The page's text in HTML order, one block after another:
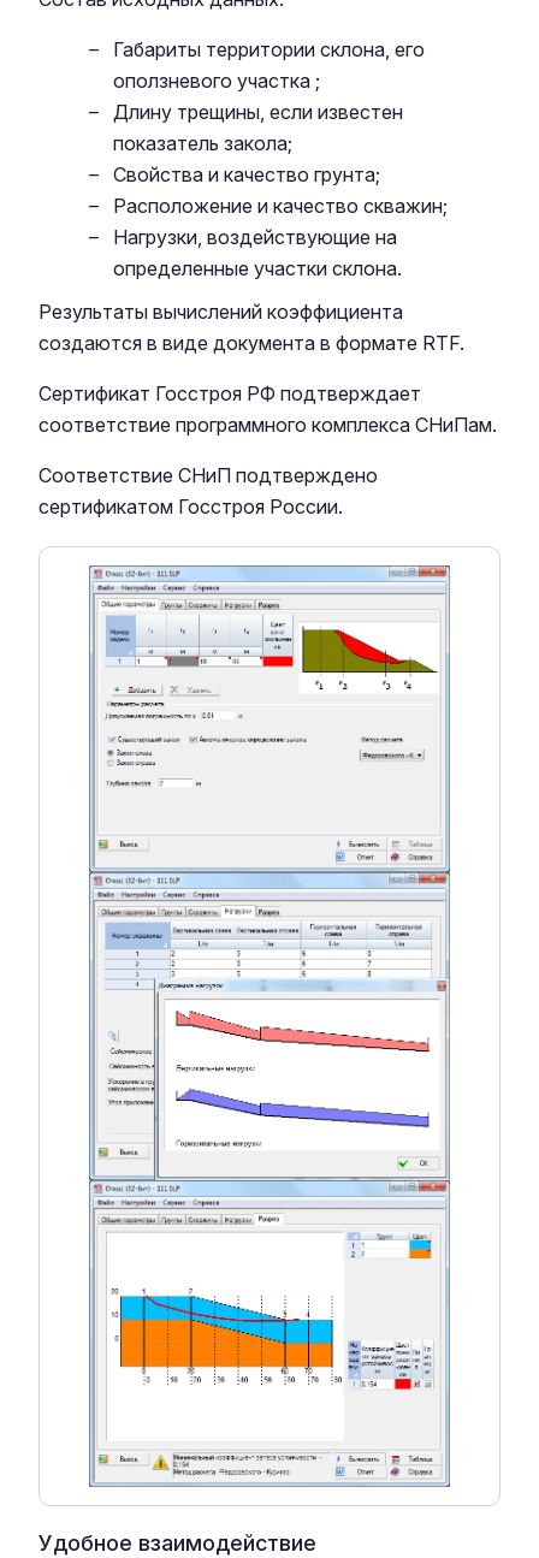
Габариты территории склона, его
оползневого участка ;
Длину трещины, если известен
показатель закола;
Свойства и качество грунта;
Расположение и качество скважин;
Нагрузки, воздействующие на
определенные участки склона.
Результаты вычислений коэффициента
создаются в виде документа в формате RTF.
Сертификат Госстроя РФ подтверждает
соответствие программного комплекса СНиПам.
Соответствие СНиП подтверждено
сертификатом Госстроя России.
Удобное взаимодействие